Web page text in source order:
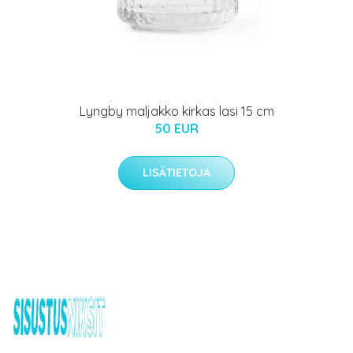
Lyngby maljakko kirkas lasi 15 cm
50 EUR
LISÄTIETOJA